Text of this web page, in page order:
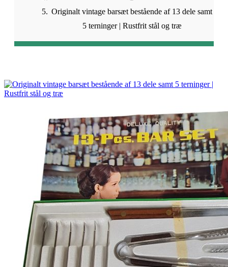
Originalt vintage barsæt bestående af 13 dele samt
5 terninger | Rustfrit stål og træ